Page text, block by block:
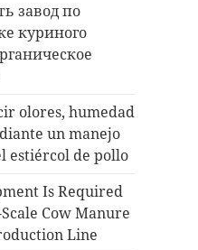
завод по
куриного
olores, humedad
un manejo
estiércol de pollo
Is Required
Cow Manure
Line